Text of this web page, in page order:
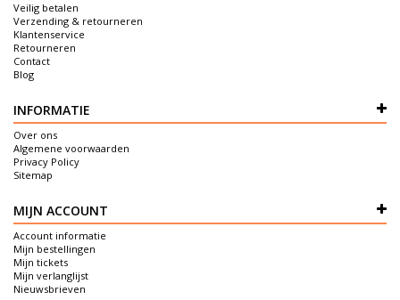
Veilig betalen
Verzending & retourneren
Klantenservice
Retourneren
Contact
Blog
INFORMATIE
Over ons
Algemene voorwaarden
Privacy Policy
Sitemap
MIJN ACCOUNT
Account informatie
Mijn bestellingen
Mijn tickets
Mijn verlanglijst
Nieuwsbrieven